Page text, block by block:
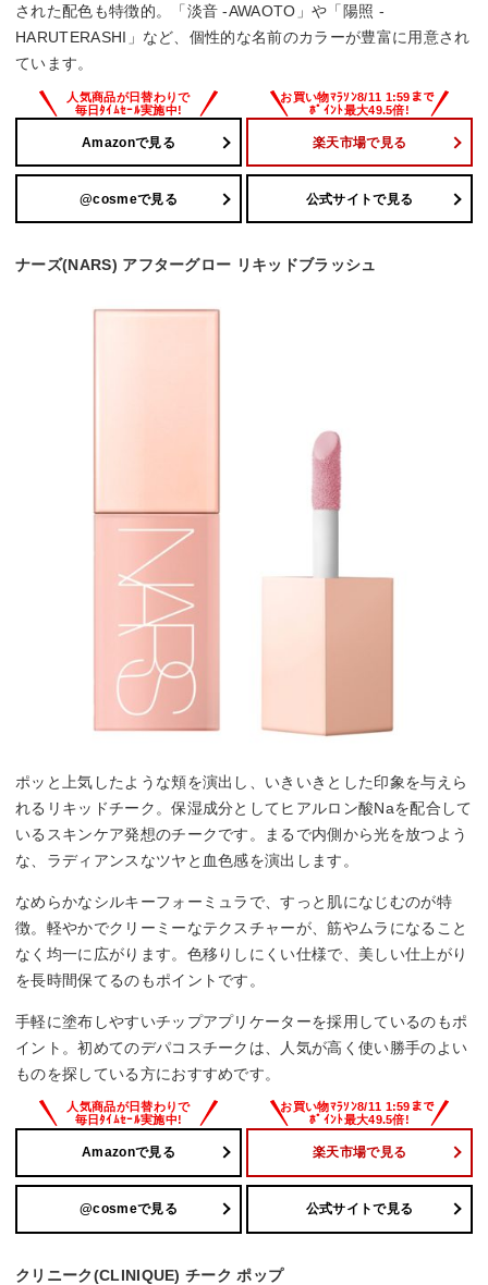
された配色も特徴的。「淡音 -AWAOTO」や「陽照 -
HARUTERASHI」など、個性的な名前のカラーが豊富に用意され
ています。
Amazonで見る 楽天市場で見る
@cosmeで見る 公式サイトで見る
ナーズ(NARS) アフターグロー リキッドブラッシュ
ポッと上気したような頬を演出し、いきいきとした印象を与えら
れるリキッドチーク。保湿成分としてヒアルロン酸Naを配合して
いるスキンケア発想のチークです。まるで内側から光を放つよう
な、ラディアンスなツヤと血色感を演出します。
なめらかなシルキーフォーミュラで、すっと肌になじむのが特
徴。軽やかでクリーミーなテクスチャーが、筋やムラになること
なく均一に広がります。色移りしにくい仕様で、美しい仕上がり
を長時間保てるのもポイントです。
手軽に塗布しやすいチップアプリケーターを採用しているのもポ
イント。初めてのデパコスチークは、人気が高く使い勝手のよい
ものを探している方におすすめです。
Amazonで見る 楽天市場で見る
@cosmeで見る 公式サイトで見る
クリニーク(CLINIQUE) チーク ポップ